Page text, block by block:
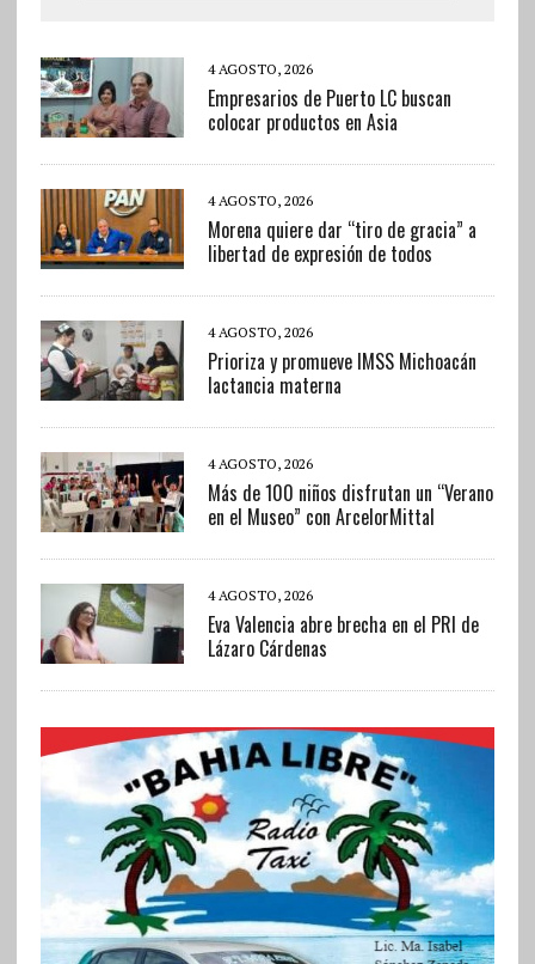
4 AGOSTO, 2026
Empresarios de Puerto LC buscan
colocar productos en Asia
4 AGOSTO, 2026
Morena quiere dar “tiro de gracia” a
libertad de expresión de todos
4 AGOSTO, 2026
Prioriza y promueve IMSS Michoacán
lactancia materna
4 AGOSTO, 2026
Más de 100 niños disfrutan un “Verano
en el Museo” con ArcelorMittal
4 AGOSTO, 2026
Eva Valencia abre brecha en el PRI de
Lázaro Cárdenas